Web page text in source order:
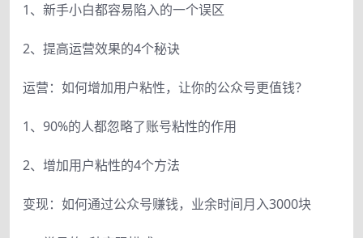
1、新手小白都容易陷入的一个误区
2、提高运营效果的4个秘诀
运营：如何增加用户粘性，让你的公众号更值钱？
1、90%的人都忽略了账号粘性的作用
2、增加用户粘性的4个方法
变现：如何通过公众号赚钱，业余时间月入3000块